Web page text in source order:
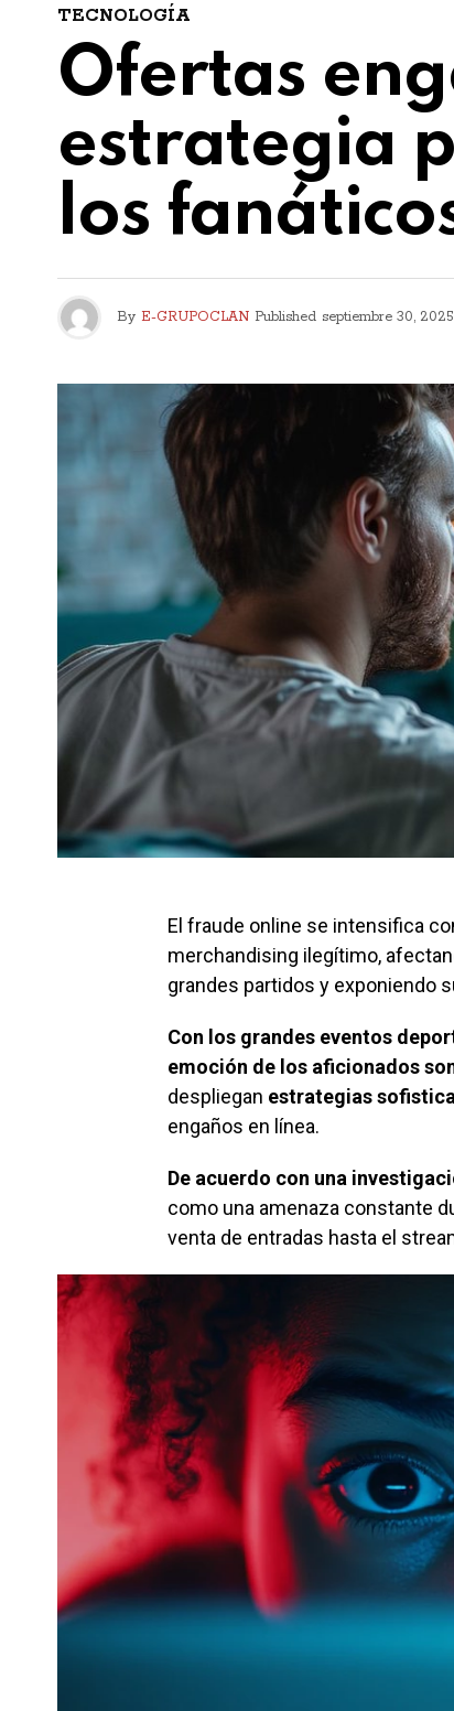
TECNOLOGÍA
Ofertas
estrategia
los
By E-GRUPOCLAN Published septiembre 30, 2025
El fraude online se intensifica
merchandising ilegítimo,
grandes partidos y exponiendo
Con los grandes eventos
emoción de los aficionados
despliegan estrategias
engaños en línea.
De acuerdo con una
como una amenaza constante
venta de entradas hasta el